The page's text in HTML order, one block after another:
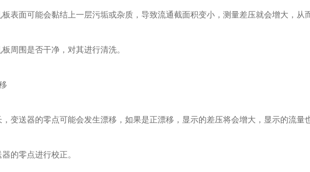
面可能会黏结上一层污垢或杂质，导致流通截面积变小，测量差压就会增大，从
围是否干净，对其进行清洗。
送器的零点可能会发生漂移，如果是正漂移，显示的差压将会增大，显示的流量也
零点进行校正。